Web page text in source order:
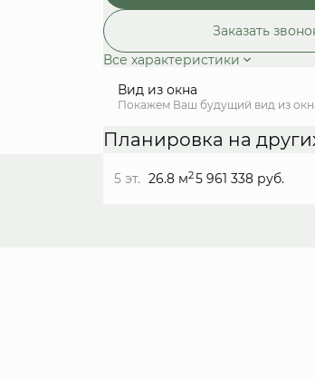
Заказать
Все характеристики
Вид из окна
Покажем Ваш будущий вид из
Планировка на
5 эт. 26.8 м25 961 338 руб.